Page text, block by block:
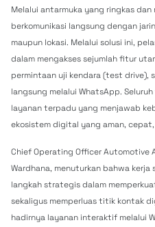
Melalui antarmuka yang ringkas
berkomunikasi langsung dengan
maupun lokasi. Melalui solusi ini,
dalam mengakses sejumlah fitur
permintaan uji kendara (test drive),
langsung melalui WhatsApp.
layanan terpadu yang menjawab
ekosistem digital yang aman,
Chief Operating Officer Automotive
Wardhana, menuturkan bahwa kerja
langkah strategis dalam
sekaligus memperluas titik kontak
hadirnya layanan interaktif melalui